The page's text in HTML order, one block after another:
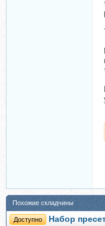
Похожие складчины
Доступно Набор